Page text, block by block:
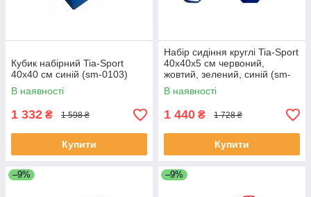
Кубик набірний Tia-Sport
40х40 см синій (sm-0103)
В наявності
1 332 ₴ 1 598 ₴
Купити
Набір сидіння круглі Tia-Sport
40х40х5 см червоний,
жовтий, зелений, синій (sm-
0184)
В наявності
1 440 ₴ 1 728 ₴
Купити
–9% –9%